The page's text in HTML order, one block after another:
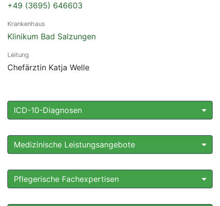
+49 (3695) 646603
Krankenhaus
Klinikum Bad Salzungen
Leitung
Chefärztin Katja Welle
ICD-10-Diagnosen
Medizinische Leistungsangebote
Pflegerische Fachexpertisen